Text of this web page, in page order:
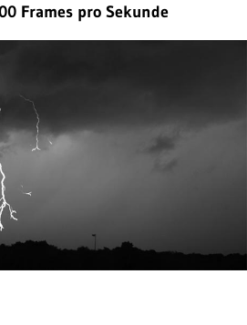
Frames pro Sekunde